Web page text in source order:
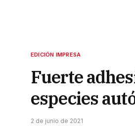
EDICIÓN IMPRESA
Fuerte
especies
2 de junio de 2021